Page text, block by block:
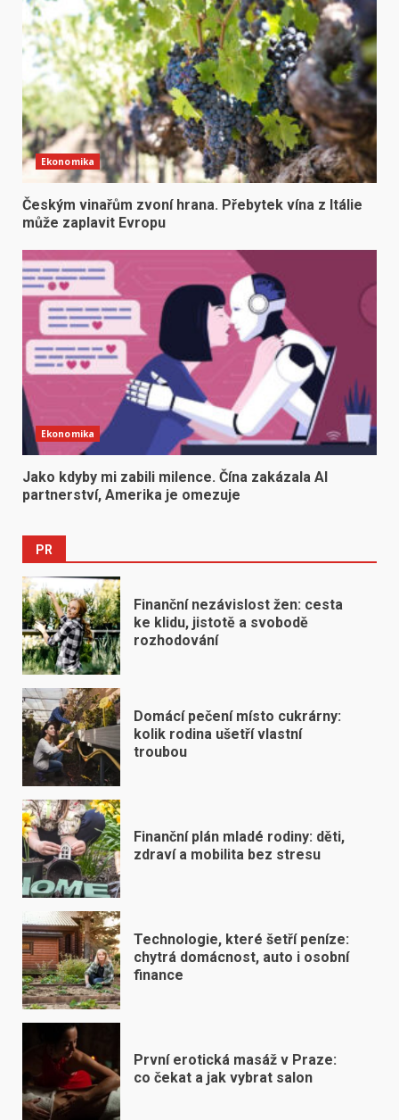
Ekonomika
Českým vinařům zvoní hrana. Přebytek vína z Itálie
může zaplavit Evropu
Ekonomika
Jako kdyby mi zabili milence. Čína zakázala AI
partnerství, Amerika je omezuje
PR
Finanční nezávislost žen: cesta
ke klidu, jistotě a svobodě
rozhodování
Domácí pečení místo cukrárny:
kolik rodina ušetří vlastní
troubou
Finanční plán mladé rodiny: děti,
zdraví a mobilita bez stresu
Technologie, které šetří peníze:
chytrá domácnost, auto i osobní
finance
První erotická masáž v Praze:
co čekat a jak vybrat salon